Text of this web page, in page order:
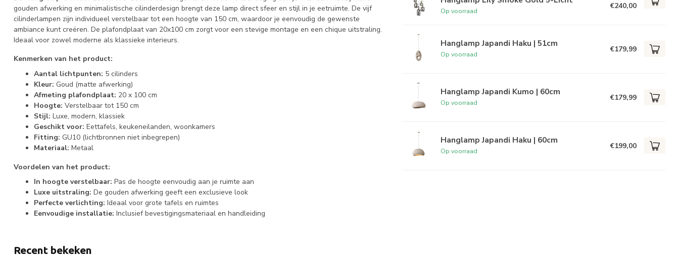
gouden afwerking en minimalistische cilinderdesign brengt deze lamp direct sfeer en stijl in je eetruimte. De vijf
cilinderlampen zijn individueel verstelbaar tot een hoogte van 150 cm, waardoor je eenvoudig de gewenste
ambiance kunt creëren. De plafondplaat van 20x100 cm zorgt voor een stevige montage en een chique uitstraling.
Ideaal voor zowel moderne als klassieke interieurs.
Kenmerken van het product:
Aantal lichtpunten: 5 cilinders
Kleur: Goud (matte afwerking)
Afmeting plafondplaat: 20 x 100 cm
Hoogte: Verstelbaar tot 150 cm
Stijl: Luxe, modern, klassiek
Geschikt voor: Eettafels, keukeneilanden, woonkamers
Fitting: GU10 (lichtbronnen niet inbegrepen)
Materiaal: Metaal
Voordelen van het product:
In hoogte verstelbaar: Pas de hoogte eenvoudig aan je ruimte aan
Luxe uitstraling: De gouden afwerking geeft een exclusieve look
Perfecte verlichting: Ideaal voor grote tafels en ruimtes
Eenvoudige installatie: Inclusief bevestigingsmateriaal en handleiding
Op voorraad
€240,00
Hanglamp Japandi Haku | 51cm
Op voorraad
€179,99
Hanglamp Japandi Kumo | 60cm
Op voorraad
€179,99
Hanglamp Japandi Haku | 60cm
Op voorraad
€199,00
Recent bekeken